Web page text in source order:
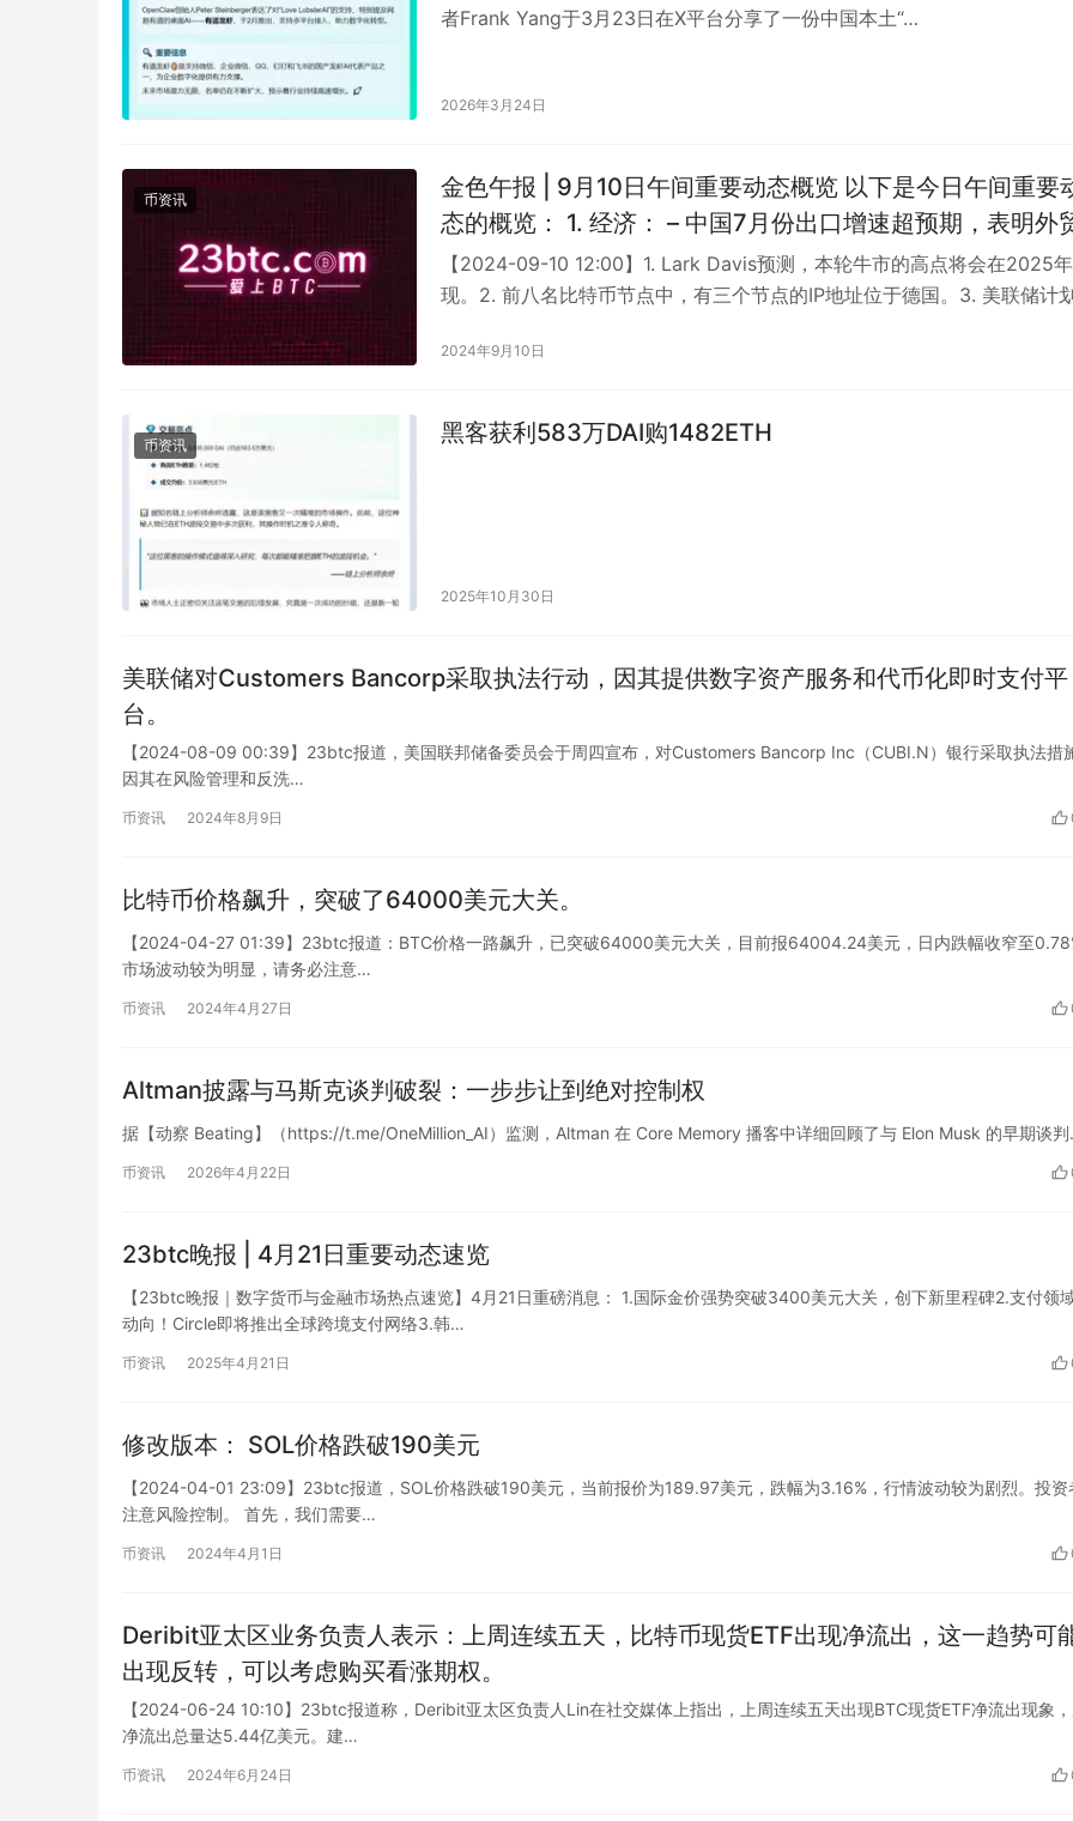
者Frank Yang于3月23日在X平台分享了一份中国本土“…
2026年3月24日
币资讯
金色午报 | 9月10日午间重要动态概览 以下是今日午间重要动
态的概览： 1. 经济： – 中国7月份出口增速超预期，表明外贸
恢复持续势头，为经济复苏提供了支持。 – 贸易战恶化，美国
将继续对中国商品加征关税，引发市场担忧。 2. 政治： – 国际
也有国家对其前景表示担忧，并呼吁塔利班尊重人权与民主
布新一代iPhone和其他产品。 – 特斯拉将于明年在上海建设新
【2024-09-10 12:00】1. Lark Davis预测，本轮牛市的高点将会在2025
现。2. 前八名比特币节点中，有三个节点的IP地址位于德国。3. 美联储计
2024年9月10日
币资讯 黑客获利583万DAI购1482ETH
2025年10月30日
美联储对Customers Bancorp采取执法行动，因其提供数字资产服务和代币化即时支付平
台。
【2024-08-09 00:39】23btc报道，美国联邦储备委员会于周四宣布，对Customers Bancorp Inc（CUBI.N）银行采取执法措
因其在风险管理和反洗…
币资讯 2024年8月9日
比特币价格飙升，突破了64000美元大关。
【2024-04-27 01:39】23btc报道：BTC价格一路飙升，已突破64000美元大关，目前报64004.24美元，日内跌幅收窄至
市场波动较为明显，请务必注意…
币资讯 2024年4月27日
Altman披露与马斯克谈判破裂：一步步让到绝对控制权
据【动察 Beating】（https://t.me/OneMillion_AI）监测，Altman 在 Core Memory 播客中详细回顾了与 Elon Musk 的早期谈
币资讯 2026年4月22日
23btc晚报 | 4月21日重要动态速览
【23btc晚报｜数字货币与金融市场热点速览】4月21日重磅消息： 1.国际金价强势突破3400美元大关，创下新里程碑2.支付领
动向！Circle即将推出全球跨境支付网络3.韩…
币资讯 2025年4月21日
修改版本： SOL价格跌破190美元
【2024-04-01 23:09】23btc报道，SOL价格跌破190美元，当前报价为189.97美元，跌幅为3.16%，行情波动较为剧烈。投资
注意风险控制。 首先，我们需要…
币资讯 2024年4月1日
Deribit亚太区业务负责人表示：上周连续五天，比特币现货ETF出现净流出，这一趋势可
出现反转，可以考虑购买看涨期权。
【2024-06-24 10:10】23btc报道称，Deribit亚太区负责人Lin在社交媒体上指出，上周连续五天出现BTC现货ETF净流出现象
净流出总量达5.44亿美元。建…
币资讯 2024年6月24日